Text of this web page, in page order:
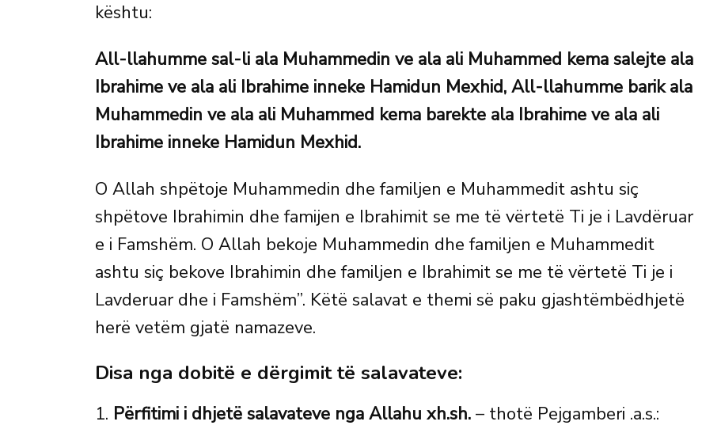
kështu:
All-llahumme sal-li ala Muhammedin ve ala ali Muhammed kema salejte ala
Ibrahime ve ala ali Ibrahime inneke Hamidun Mexhid, All-llahumme barik ala
Muhammedin ve ala ali Muhammed kema barekte ala Ibrahime ve ala ali
Ibrahime inneke Hamidun Mexhid.
O Allah shpëtoje Muhammedin dhe familjen e Muhammedit ashtu siç
shpëtove Ibrahimin dhe famijen e Ibrahimit se me të vërtetë Ti je i Lavdëruar
e i Famshëm. O Allah bekoje Muhammedin dhe familjen e Muhammedit
ashtu siç bekove Ibrahimin dhe familjen e Ibrahimit se me të vërtetë Ti je i
Lavderuar dhe i Famshëm”. Këtë salavat e themi së paku gjashtëmbëdhjetë
herë vetëm gjatë namazeve.
Disa nga dobitë e dërgimit të salavateve:
Përfitimi i dhjetë salavateve nga Allahu xh.sh. – thotë Pejgamberi .a.s.: